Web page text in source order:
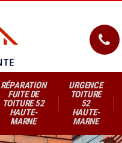
RÉPARATION
FUITE DE
TOITURE 52
HAUTE-
MARNE
URGENCE
TOITURE
52
HAUTE-
MARNE